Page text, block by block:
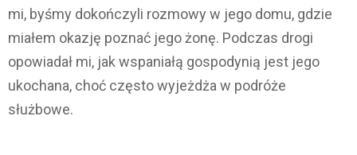
mi, byśmy dokończyli rozmowy w jego domu, gdzie
miałem okazję poznać jego żonę. Podczas drogi
opowiadał mi, jak wspaniałą gospodynią jest jego
ukochana, choć często wyjeżdża w podróże
służbowe.